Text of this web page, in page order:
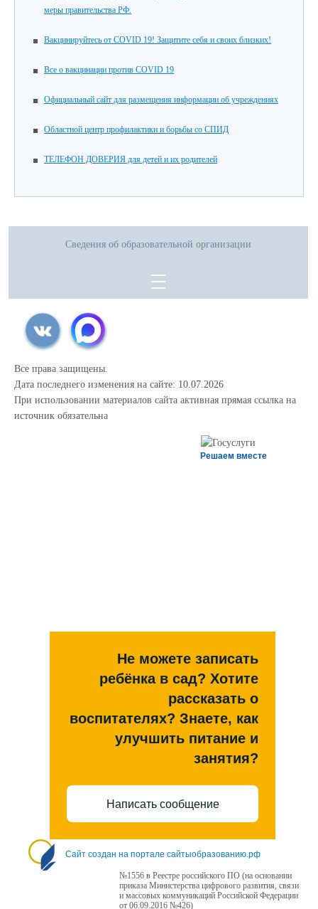
меры правительства РФ.
Вакцинируйтесь от COVID 19! Защитите себя и своих близких!
Все о вакцинации против COVID 19
Официальный сайт для размещения информации об учреждениях
Областной центр профилактики и борьбы со СПИД
ТЕЛЕФОН ДОВЕРИЯ для детей и их родителей
Сведения об образовательной организации
Все права защищены.
Дата последнего изменения на сайте: 10.07.2026
При использовании материалов сайта активная прямая ссылка на
источник обязательна
Решаем вместе
Не можете записать
ребёнка в сад? Хотите
рассказать о
воспитателях? Знаете, как
улучшить питание и
занятия?
Написать сообщение
Сайт создан на портале сайтыобразованию.рф
№1556 в Реестре российского ПО (на основании
приказа Министерства цифрового развития, связи
и массовых коммуникаций Российской Федерации
от 06.09.2016 №426)